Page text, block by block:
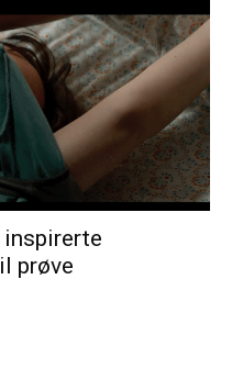
inspirerte
prøve